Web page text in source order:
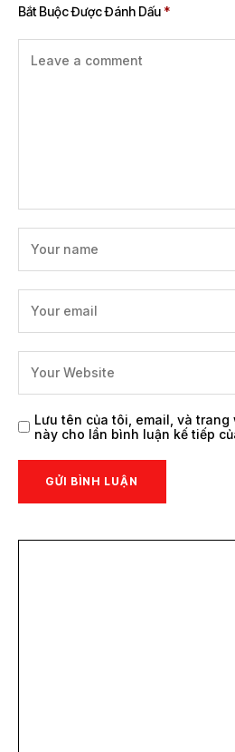
Bắt Buộc Được Đánh Dấu *
Lưu tên của tôi, email, và
này cho lần bình luận kế tiếp